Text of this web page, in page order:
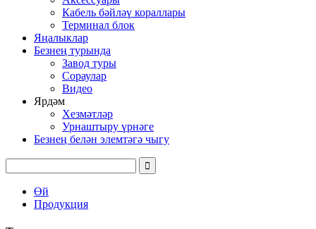
Кабель бәйләү кораллары
Терминал блок
Яңалыклар
Безнең турында
Завод туры
Сораулар
Видео
Ярдәм
Хезмәтләр
Урнаштыру үрнәге
Безнең белән элемтәгә чыгу
Өй
Продукция